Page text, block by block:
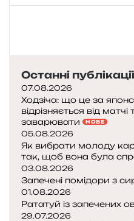
Останні публікації
07.08.2026
Ходзіча: що це за
відрізняється від
заварювати
НОВЕ
05.08.2026
Як вибрати молоду
так, щоб вона була
03.08.2026
Запечені помідори з
01.08.2026
Рататуй із запечених
29.07.2026